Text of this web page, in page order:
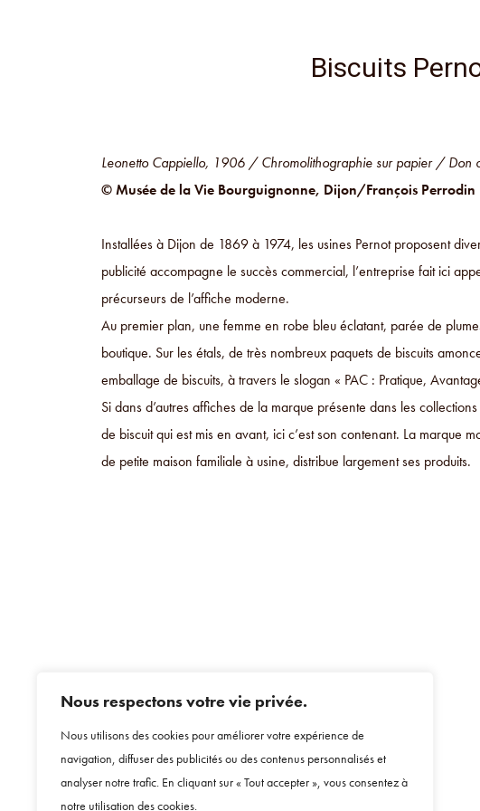
Nous respectons votre vie privée.
Nous utilisons des cookies pour améliorer votre expérience de
navigation, diffuser des publicités ou des contenus personnalisés et
analyser notre trafic. En cliquant sur « Tout accepter », vous consentez à
notre utilisation des cookies.
Biscuits
Leonetto Cappiello, 1906 / Chromolithographie sur papier / Don
© Musée de la Vie Bourguignonne, Dijon/François Perrodin
Installées à Dijon de 1869 à 1974, les usines Pernot proposent
publicité accompagne le succès commercial, l’entreprise fait ici
précurseurs de l’affiche moderne.
Au premier plan, une femme en robe bleu éclatant, parée de
boutique. Sur les étals, de très nombreux paquets de biscuits
emballage de biscuits, à travers le slogan « PAC : Pratique,
Si dans d’autres affiches de la marque présente dans les
de biscuit qui est mis en avant, ici c’est son contenant. La marque
de petite maison familiale à usine, distribue largement ses produits.